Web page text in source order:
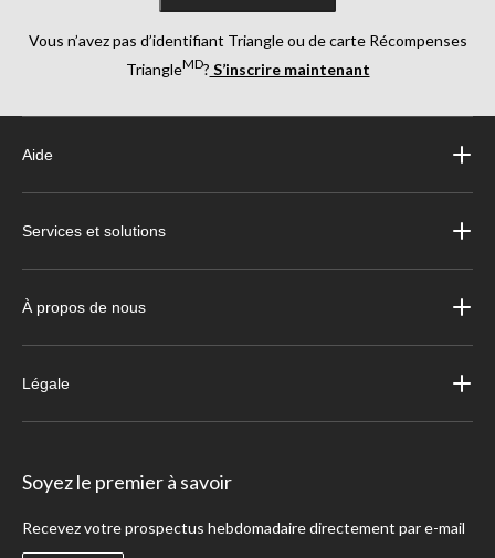
Vous n’avez pas d’identifiant Triangle ou de carte Récompenses
TriangleMD? S’inscrire maintenant
Aide
Services et solutions
À propos de nous
Légale
Soyez le premier à savoir
Recevez votre prospectus hebdomadaire directement par e-mail